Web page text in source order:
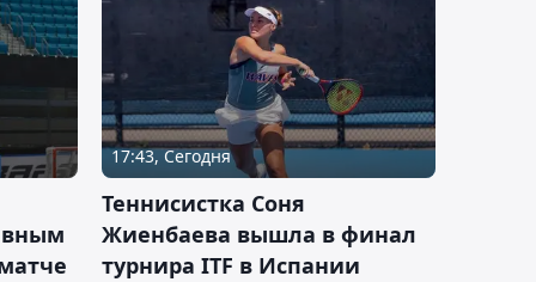
17:43, Сегодня
Теннисистка Соня
Жиенбаева вышла в финал
турнира ITF в Испании